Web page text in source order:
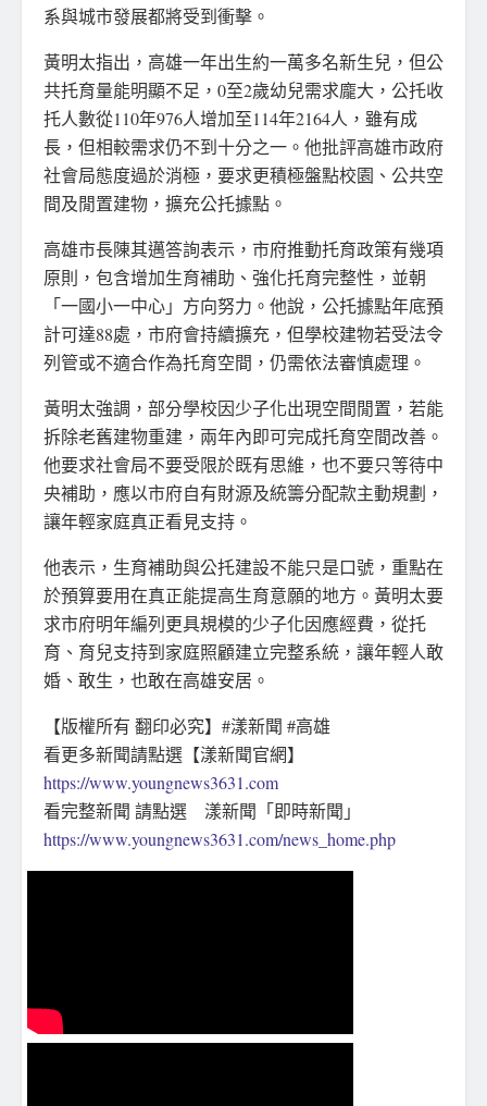
系與城市發展都將受到衝擊。
黃明太指出，高雄一年出生約一萬多名新生兒，但公
共托育量能明顯不足，0至2歲幼兒需求龐大，公托收
托人數從110年976人增加至114年2164人，雖有成
長，但相較需求仍不到十分之一。他批評高雄市政府
社會局態度過於消極，要求更積極盤點校園、公共空
間及閒置建物，擴充公托據點。
高雄市長陳其邁答詢表示，市府推動托育政策有幾項
原則，包含增加生育補助、強化托育完整性，並朝
「一國小一中心」方向努力。他說，公托據點年底預
計可達88處，市府會持續擴充，但學校建物若受法令
列管或不適合作為托育空間，仍需依法審慎處理。
黃明太強調，部分學校因少子化出現空間閒置，若能
拆除老舊建物重建，兩年內即可完成托育空間改善。
他要求社會局不要受限於既有思維，也不要只等待中
央補助，應以市府自有財源及統籌分配款主動規劃，
讓年輕家庭真正看見支持。
他表示，生育補助與公托建設不能只是口號，重點在
於預算要用在真正能提高生育意願的地方。黃明太要
求市府明年編列更具規模的少子化因應經費，從托
育、育兒支持到家庭照顧建立完整系統，讓年輕人敢
婚、敢生，也敢在高雄安居。
【版權所有 翻印必究】#漾新聞 #高雄
看更多新聞請點選【漾新聞官網】
https://www.youngnews3631.com
看完整新聞 請點選 漾新聞「即時新聞」
https://www.youngnews3631.com/news_home.php